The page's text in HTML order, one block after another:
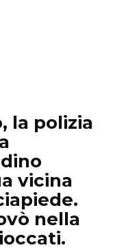
la polizia
vicina
nella